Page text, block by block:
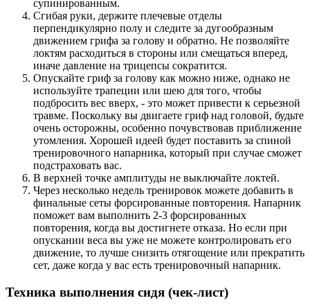
супинированным.
Сгибая руки, держите плечевые отделы
перпендикулярно полу и следите за дугообразным
движением грифа за голову и обратно. Не позволяйте
локтям расходиться в стороны или смещаться вперед,
иначе давление на трицепсы сократится.
Опускайте гриф за голову как можно ниже, однако не
используйте трапеции или шею для того, чтобы
подбросить вес вверх, - это может привести к серьезной
травме. Поскольку вы двигаете гриф над головой, будьте
очень осторожны, особенно почувствовав приближение
утомления. Хорошей идеей будет поставить за спиной
тренировочного напарника, который при случае сможет
подстраховать вас.
В верхней точке амплитуды не выключайте локтей.
Через несколько недель тренировок можете добавить в
финальные сеты форсированные повторения. Напарник
поможет вам выполнить 2-3 форсированных
повторения, когда вы достигнете отказа. Но если при
опускании веса вы уже не можете контролировать его
движение, то лучше снизить отягощение или прекратить
сет, даже когда у вас есть тренировочный напарник.
Техника выполнения сидя (чек-лист)